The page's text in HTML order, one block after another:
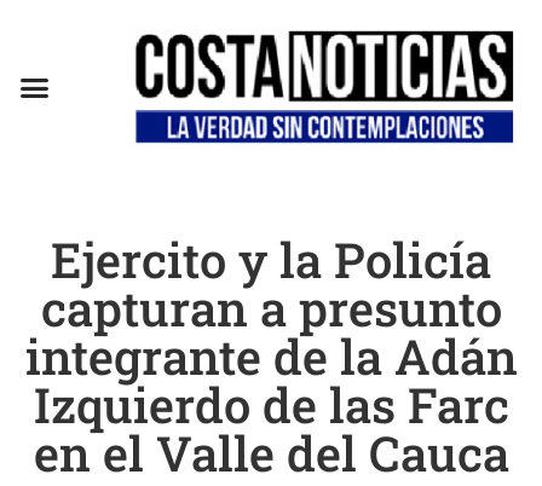
Ejercito y la Policía
capturan a presunto
integrante de la Adán
Izquierdo de las Farc
en el Valle del Cauca